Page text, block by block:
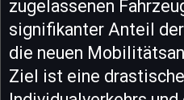
zugelassenen
signifikanter Anteil
die neuen
Ziel ist eine